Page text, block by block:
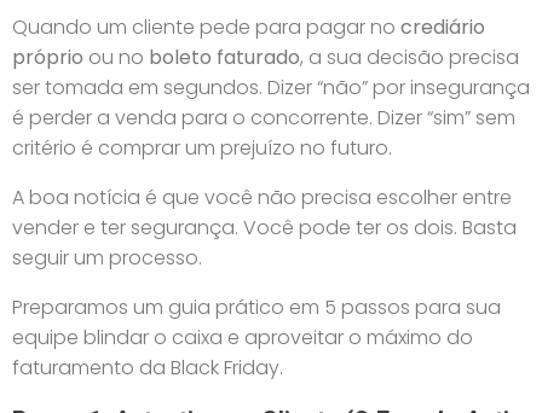
Quando um cliente pede para pagar no crediário
próprio ou no boleto faturado, a sua decisão precisa
ser tomada em segundos. Dizer “não” por insegurança
é perder a venda para o concorrente. Dizer “sim” sem
critério é comprar um prejuízo no futuro.
A boa notícia é que você não precisa escolher entre
vender e ter segurança. Você pode ter os dois. Basta
seguir um processo.
Preparamos um guia prático em 5 passos para sua
equipe blindar o caixa e aproveitar o máximo do
faturamento da Black Friday.